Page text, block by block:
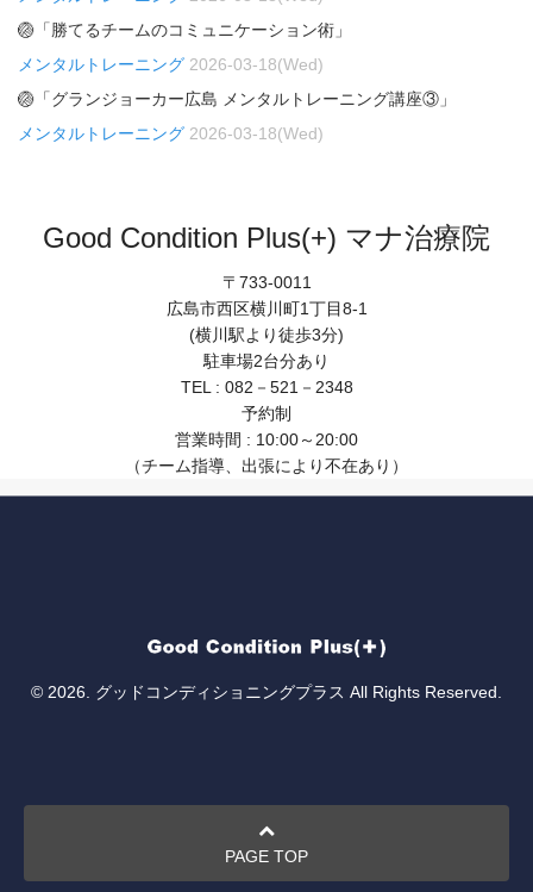
🏐「勝てるチームのコミュニケーション術」
メンタルトレーニング 2026-03-18(Wed)
🏐「グランジョーカー広島 メンタルトレーニング講座③」
メンタルトレーニング 2026-03-18(Wed)
Good Condition Plus(+) マナ治療院
〒733-0011
広島市西区横川町1丁目8-1
(横川駅より徒歩3分)
駐車場2台分あり
TEL : 082－521－2348
予約制
営業時間 : 10:00～20:00
（チーム指導、出張により不在あり）
© 2026. グッドコンディショニングプラス All Rights Reserved.
PAGE TOP